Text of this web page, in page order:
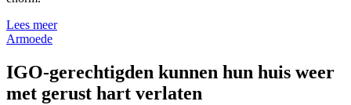
Lees meer
Armoede
IGO-gerechtigden kunnen hun huis weer
met gerust hart verlaten